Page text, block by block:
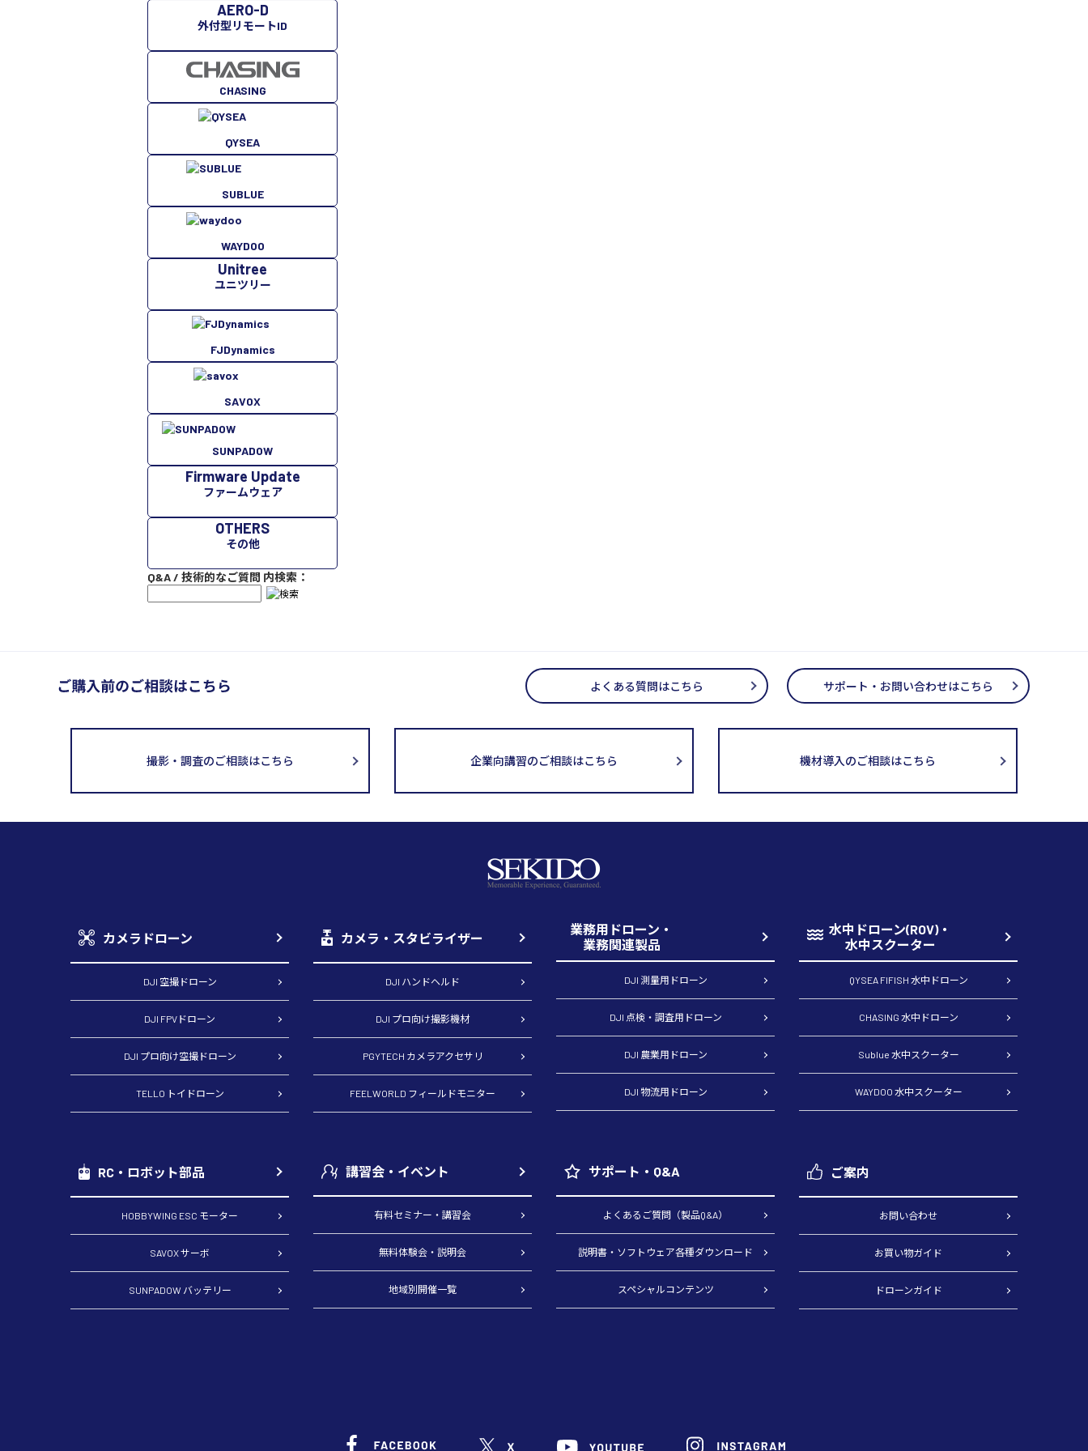
AERO-D
外付型リモートID
CHASING
QYSEA
SUBLUE
WAYDOO
Unitree
ユニツリー
FJDynamics
SAVOX
SUNPADOW
Firmware Update
ファームウェア
OTHERS
その他
Q&A / 技術的なご質問 内検索：
よくある質問はこちら サポート・お問い合わせはこちら
撮影・調査のご相談はこちら 企業向講習のご相談はこちら 機材導入のご相談はこちら
カメラドローン
DJI 空撮ドローン
DJI FPVドローン
DJI プロ向け空撮ドローン
TELLO トイドローン
カメラ・スタビライザー
DJI ハンドヘルド
DJI プロ向け撮影機材
PGYTECH カメラアクセサリ
FEELWORLD フィールドモニター
業務用ドローン・
業務関連製品
DJI 測量用ドローン
DJI 点検・調査用ドローン
DJI 農業用ドローン
DJI 物流用ドローン
水中ドローン(ROV)・
水中スクーター
QYSEA FIFISH 水中ドローン
CHASING 水中ドローン
Sublue 水中スクーター
WAYDOO 水中スクーター
RC・ロボット部品
HOBBYWING ESC モーター
SAVOX サーボ
SUNPADOW バッテリー
講習会・イベント
有料セミナー・講習会
無料体験会・説明会
地域別開催一覧
サポート・Q&A
よくあるご質問（製品Q&A）
説明書・ソフトウェア各種ダウンロード
スペシャルコンテンツ
ご案内
お問い合わせ
お買い物ガイド
ドローンガイド